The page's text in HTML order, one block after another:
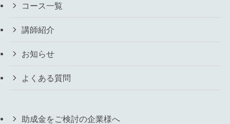
コース一覧
講師紹介
お知らせ
よくある質問
助成金をご検討の企業様へ